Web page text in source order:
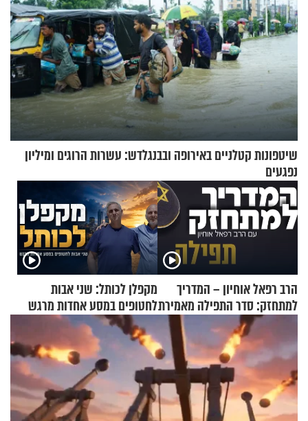
שיטפונות קטלניים באירופה ובבנגלדש: עשרות הרוגים ומיליון
נפגעים
הרב רפאל אוחיון – המדריך
למתחזק: סדר התפילה מאמירת
הקורבנות ועד קריאת שמע
מקפלן לכותל: שני אבות
לחטופים במסע אחדות מרגש